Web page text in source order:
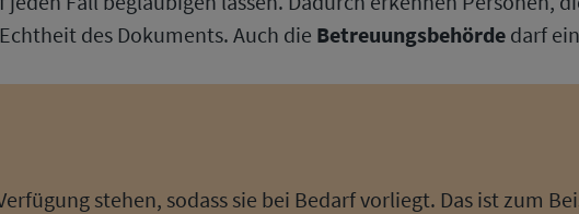
des Dokuments. Auch die Betreuungsbehörde darf
stehen, sodass sie bei Bedarf vorliegt. Das ist zum